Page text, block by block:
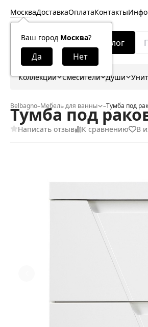
Москва
Ваш город Москва?
ДоставкаОплатаКонтакты
Каталог
Коллекции Смесители Души
Belbagno–Мебель для ванны –Тумба под
Тумба под
Написать отзыв К сравнению В